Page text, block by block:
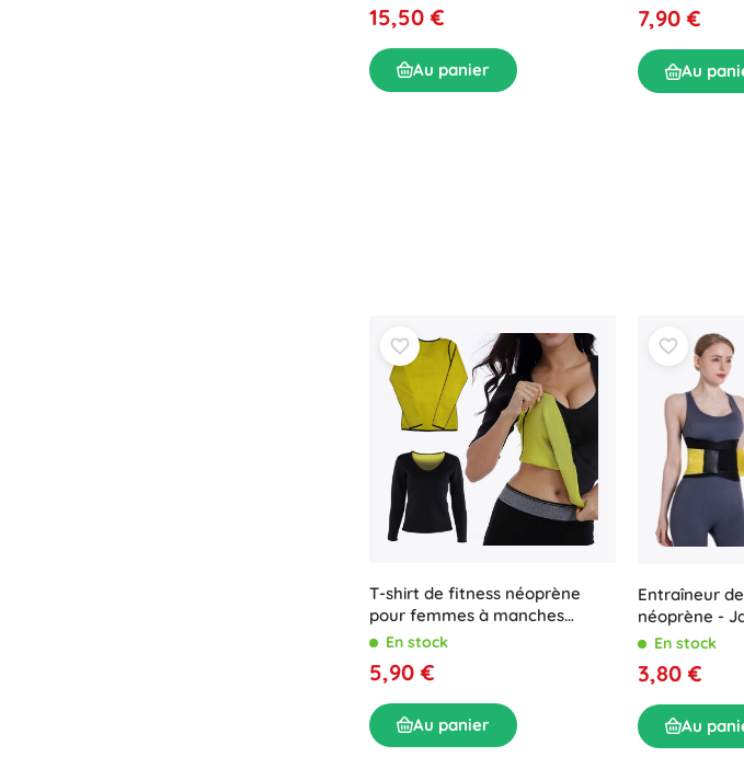
15,50 €
Au panier
7,90 €
Au
T-shirt de fitness néoprène
pour femmes à manches
longues
En stock
5,90 €
Au panier
Entraîneur
néoprène -
En stock
3,80 €
Au